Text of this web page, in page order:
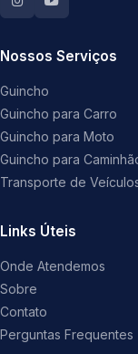
Nossos Serviços
Guincho
Guincho para Carro
Guincho para Moto
Guincho para
Transporte de
Links Úteis
Onde Atendemos
Sobre
Contato
Perguntas Frequentes